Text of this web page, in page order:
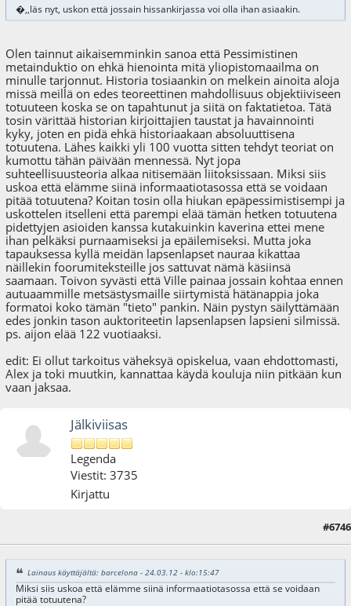
�,,läs nyt, uskon että jossain hissankirjassa voi olla ihan asiaakin.
Olen tainnut aikaisemminkin sanoa että Pessimistinen
metainduktio on ehkä hienointa mitä yliopistomaailma on
minulle tarjonnut. Historia tosiaankin on melkein ainoita aloja
missä meillä on edes teoreettinen mahdollisuus objektiiviseen
totuuteen koska se on tapahtunut ja siitä on faktatietoa. Tätä
tosin värittää historian kirjoittajien taustat ja havainnointi
kyky, joten en pidä ehkä historiaakaan absoluuttisena
totuutena. Lähes kaikki yli 100 vuotta sitten tehdyt teoriat on
kumottu tähän päivään mennessä. Nyt jopa
suhteellisuusteoria alkaa nitisemään liitoksissaan. Miksi siis
uskoa että elämme siinä informaatiotasossa että se voidaan
pitää totuutena? Koitan tosin olla hiukan epäpessimistisempi ja
uskottelen itselleni että parempi elää tämän hetken totuutena
pidettyjen asioiden kanssa kutakuinkin kaverina ettei mene
ihan pelkäksi purnaamiseksi ja epäilemiseksi. Mutta joka
tapauksessa kyllä meidän lapsenlapset nauraa kikattaa
näillekin foorumiteksteille jos sattuvat nämä käsiinsä
saamaan. Toivon syvästi että Ville painaa jossain kohtaa ennen
autuaammille metsästysmaille siirtymistä hätänappia joka
formatoi koko tämän "tieto" pankin. Näin pystyn säilyttämään
edes jonkin tason auktoriteetin lapsenlapsen lapsieni silmissä.
ps. aijon elää 122 vuotiaaksi.
edit: Ei ollut tarkoitus väheksyä opiskelua, vaan ehdottomasti,
Alex ja toki muutkin, kannattaa käydä kouluja niin pitkään kun
vaan jaksaa.
Jälkiviisas
Legenda
Viestit: 3735
Kirjattu
#6746
Lainaus käyttäjältä: barcelona - 24.03.12 - klo:15:47
Miksi siis uskoa että elämme siinä informaatiotasossa että se voidaan
pitää totuutena?